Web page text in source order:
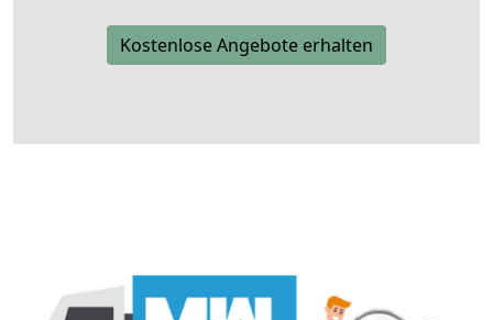
Kostenlose Angebote erhalten